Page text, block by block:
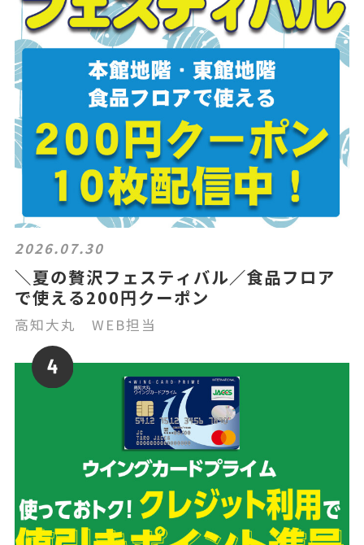
2026.07.30
＼夏の贅沢フェスティバル／食品フロア
で使える200円クーポン
高知大丸 WEB担当